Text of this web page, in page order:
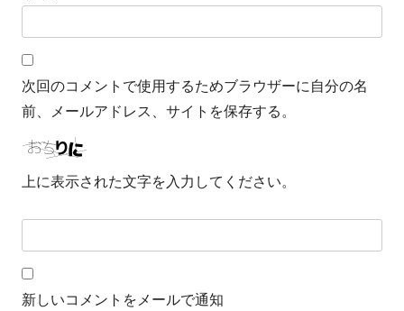
次回のコメントで使用するためブラウザーに自分の名
前、メールアドレス、サイトを保存する。
上に表示された文字を入力してください。
新しいコメントをメールで通知